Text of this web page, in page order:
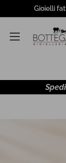
Gioielli
Bottega
Etrusca